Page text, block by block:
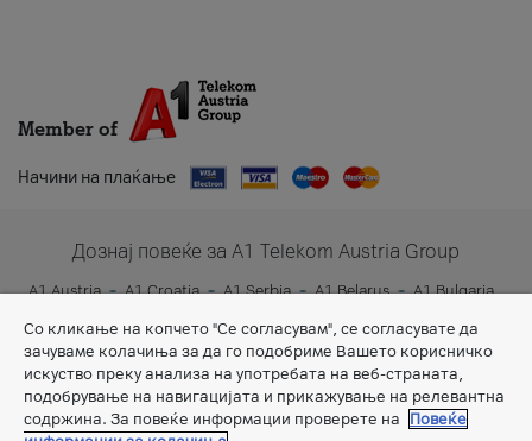
Member of
Начини на плаќање
Дознај повеќе за A1 Telekom Austria Group
A1 Austria A1 Croatia A1 Serbia A1 Belarus
A1 Bulgaria
Со кликање на копчето "Се согласувам", се согласувате да
зачуваме колачиња за да го подобриме Вашето корисничко
искуство преку анализа на употребата на веб-страната,
подобрување на навигацијата и прикажување на релевантна
содржина. За повеќе информации проверете на
Повеќе